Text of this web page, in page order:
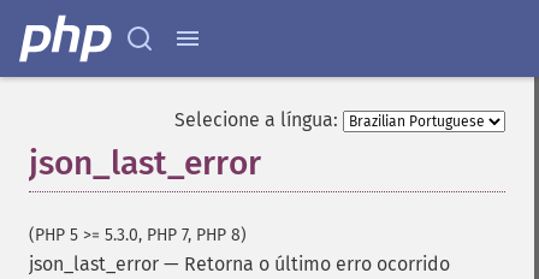
Selecione a língua:
json_last_error
(PHP 5 >= 5.3.0, PHP 7, PHP 8)
json_last_error — Retorna o último erro ocorrido